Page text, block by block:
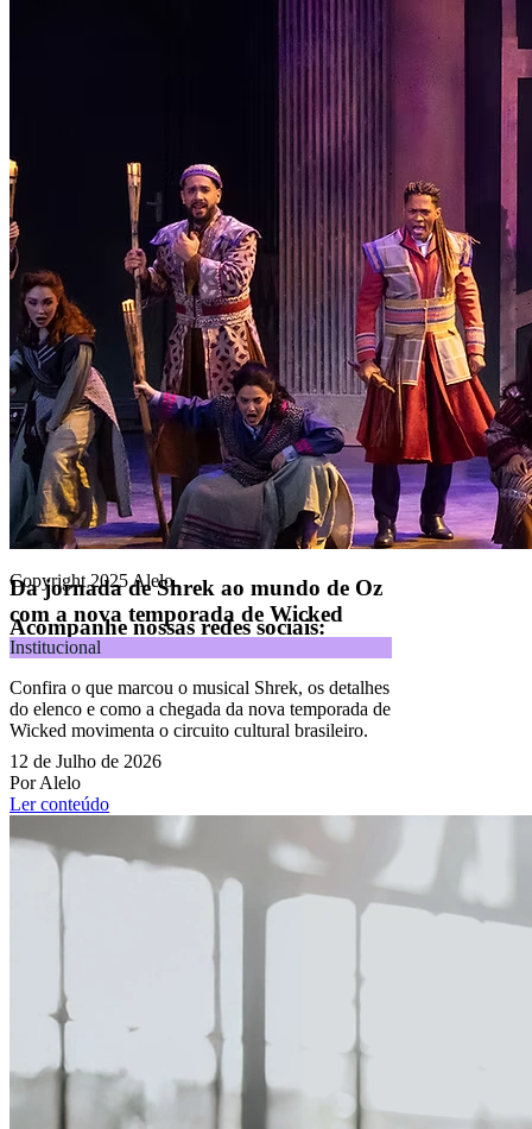
Da jornada de Shrek ao mundo de Oz
com a nova temporada de Wicked
Institucional
Confira o que marcou o musical Shrek, os detalhes
do elenco e como a chegada da nova temporada de
Wicked movimenta o circuito cultural brasileiro.
12 de Julho de 2026
Por Alelo
Ler conteúdo
Educação Financeira
Política de Privacidade
Lei ECA Digital
Soluções
Alelo Pod Gestão de VT
Soluções de Pagamentos
Contrate agora
Alelo S.A.
CNPJ 04.740.876/0001-25 | Alameda Xingu, 512, 3º, 4º e 16º (parte)
andares, Alphaville, Barueri/SP | CEP 06455-030
Naip Instituição de Pagamento S.A.
CNPJ 09.092.759/0001-16 | Alameda Xingu, 512, 3º andar, parte,
Alphaville, Barueri/SP | CEP 06455-030
Todos os direitos reservados.
Copyright 2025 Alelo.
Acompanhe nossas redes sociais: